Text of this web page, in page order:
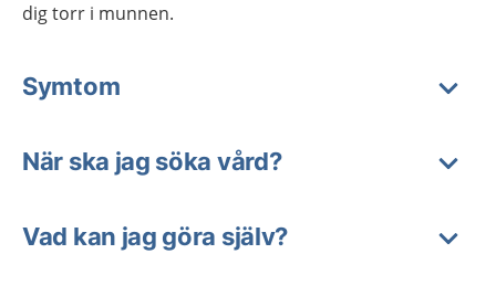
dig torr i munnen.
Symtom
När ska jag söka vård?
Vad kan jag göra själv?